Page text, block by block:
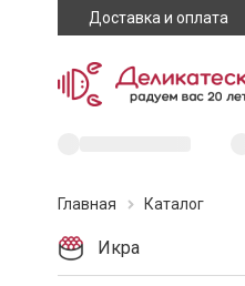
Доставка и оплата
Главная Каталог
Икра